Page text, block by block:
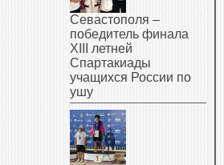
Севастополя –
победитель финала
XIII летней
Спартакиады
учащихся России по
ушу